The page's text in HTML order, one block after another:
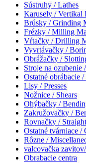
Sústruhy / Lathes
Karusely / Vertikal
Brúsky / Grinding
Frézky / Milling
Vŕtačky / Drilling
Vyvrtávačky /
Obrážačky /
Stroje na ozubenie
Ostatné obrábacie
Lisy / Presses
Nožnice / Shears
Ohýbačky /
Zakružovačky /
Rovnačky /
Ostatné tvárniace /
Rôzne /
valcovačka
Obrabacie centra